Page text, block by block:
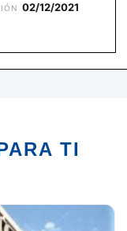
02/12/2021
TI